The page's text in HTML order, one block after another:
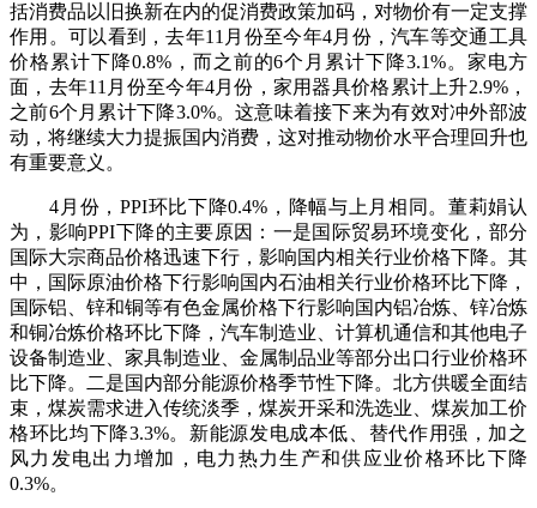
括消费品以旧换新在内的促消费政策加码，对物价有一定支撑
作用。可以看到，去年11月份至今年4月份，汽车等交通工具
价格累计下降0.8%，而之前的6个月累计下降3.1%。家电方
面，去年11月份至今年4月份，家用器具价格累计上升2.9%，
之前6个月累计下降3.0%。这意味着接下来为有效对冲外部波
动，将继续大力提振国内消费，这对推动物价水平合理回升也
有重要意义。
4月份，PPI环比下降0.4%，降幅与上月相同。董莉娟认
为，影响PPI下降的主要原因：一是国际贸易环境变化，部分
国际大宗商品价格迅速下行，影响国内相关行业价格下降。其
中，国际原油价格下行影响国内石油相关行业价格环比下降，
国际铝、锌和铜等有色金属价格下行影响国内铝冶炼、锌冶炼
和铜冶炼价格环比下降，汽车制造业、计算机通信和其他电子
设备制造业、家具制造业、金属制品业等部分出口行业价格环
比下降。二是国内部分能源价格季节性下降。北方供暖全面结
束，煤炭需求进入传统淡季，煤炭开采和洗选业、煤炭加工价
格环比均下降3.3%。新能源发电成本低、替代作用强，加之
风力发电出力增加，电力热力生产和供应业价格环比下降
0.3%。